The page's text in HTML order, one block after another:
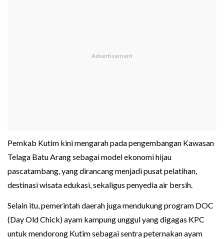
Pemkab Kutim kini mengarah pada pengembangan Kawasan
Telaga Batu Arang sebagai model ekonomi hijau
pascatambang, yang dirancang menjadi pusat pelatihan,
destinasi wisata edukasi, sekaligus penyedia air bersih.
Selain itu, pemerintah daerah juga mendukung program DOC
(Day Old Chick) ayam kampung unggul yang digagas KPC
untuk mendorong Kutim sebagai sentra peternakan ayam